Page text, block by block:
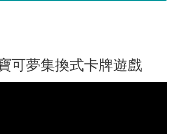
可夢集換式卡牌遊戲